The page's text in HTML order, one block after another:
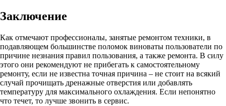
Заключение
Как отмечают профессионалы, занятые ремонтом техники, в
подавляющем большинстве поломок виноваты пользователи по
причине незнания правил пользования, а также ремонта. В силу
этого они рекомендуют не прибегать к самостоятельному
ремонту, если не известна точная причина – не стоит на всякий
случай прочищать дренажные отверстия или добавлять
температуру для максимального охлаждения. Если непонятно
что течет, то лучше звонить в сервис.